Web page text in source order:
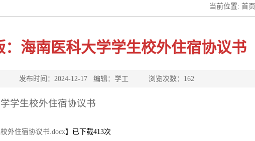
当前位置: 首页
：海南医科大学学生校外住宿协议书
发布时间：2024-12-17 编辑：学工 浏览次数： 162
学生校外住宿协议书
外住宿协议书.docx】已下载413次